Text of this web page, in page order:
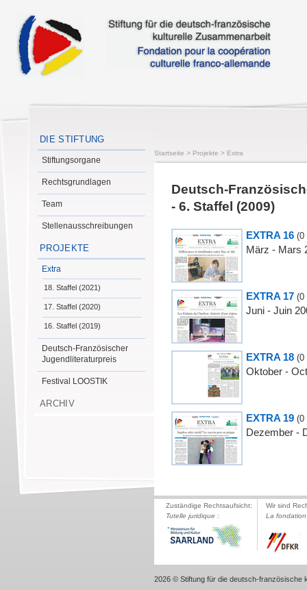
DIE STIFTUNG
Stiftungsorgane
Rechtsgrundlagen
Team
Stellenausschreibungen
PROJEKTE
Extra
18. Staffel (2021)
17. Staffel (2020)
16. Staffel (2019)
Deutsch-Französischer
Jugendliteraturpreis
Festival LOOSTIK
ARCHIV
Startseite > Projekte > Extra
Deutsch-
- 6. Staffel (2009)
EXTRA 16 (0
März - Mars
EXTRA 17 (0
Juni - Juin
EXTRA 18 (0
Oktober -
EXTRA 19 (0
Dezember -
Zuständige Rechtsaufsicht:
Tutelle juridique :
Wir sind
La
2026 © Stiftung für die deutsch-französische